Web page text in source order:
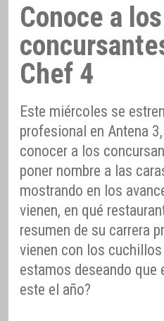
Conoce a los
Chef 4
Este miércoles se
profesional en Antena
conocer a los
poner nombre a las
mostrando en los
vienen, en qué
resumen de su carrera
vienen con los
estamos deseando que
este el año?